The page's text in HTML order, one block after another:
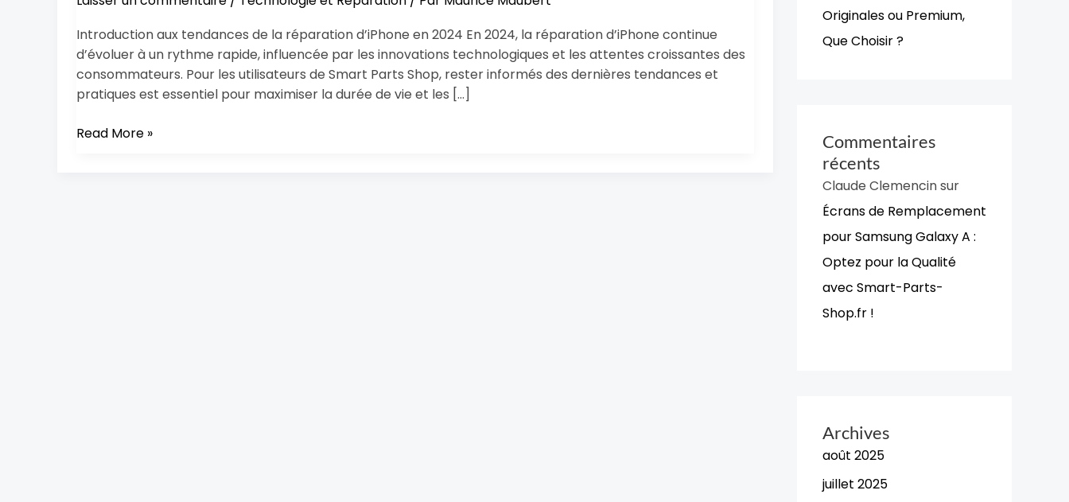
Introduction aux tendances de la réparation d’iPhone en 2024 En 2024, la réparation d’iPhone continue
d’évoluer à un rythme rapide, influencée par les innovations technologiques et les attentes croissantes des
consommateurs. Pour les utilisateurs de Smart Parts Shop, rester informés des dernières tendances et
pratiques est essentiel pour maximiser la durée de vie et les […]
Read More »
Originales ou Premium,
Que Choisir ?
Commentaires
récents
Claude Clemencinsur
Écrans de Remplacement
pour Samsung Galaxy A :
Optez pour la Qualité
avec Smart-Parts-
Shop.fr !
Archives
août 2025
juillet 2025